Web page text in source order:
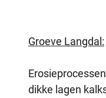
Groeve Langdal:
dikke lagen